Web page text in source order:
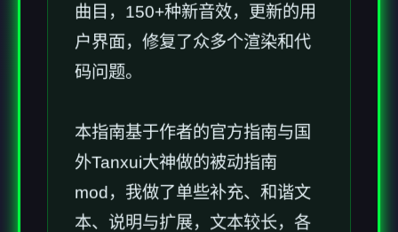
曲目，150+种新音效，更新的用
户界面，修复了众多个渲染和代
码问题。
本指南基于作者的官方指南与国
外Tanxui大神做的被动指南
mod，我做了单些补充、和谐文
本、说明与扩展，文本较长，各